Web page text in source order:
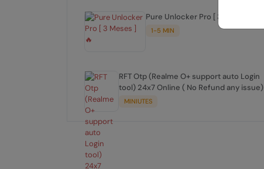
Pure Unlocker Pro [ 3 Meses ] 🔥
1-5 MIN
RFT Otp (Realme O+ support auto Login
tool) 24x7 Online ( No Refund any issue)
MINIUTES